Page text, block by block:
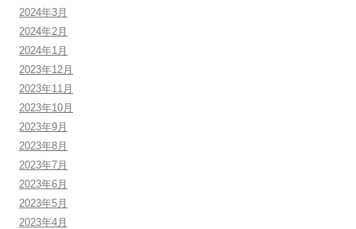
2024年3月
2024年2月
2024年1月
2023年12月
2023年11月
2023年10月
2023年9月
2023年8月
2023年7月
2023年6月
2023年5月
2023年4月